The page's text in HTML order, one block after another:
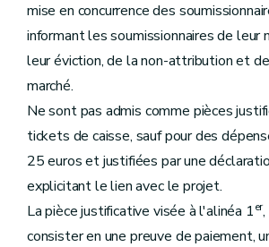
mise en concurrence des
informant les soumissionnaires de leur
leur éviction, de la non-attribution et
marché.
Ne sont pas admis comme pièces
tickets de caisse, sauf pour des
25 euros et justifiées par une
explicitant le lien avec le projet.
La pièce justificative visée à l'alinéa 1er
consister en une preuve de paiement,